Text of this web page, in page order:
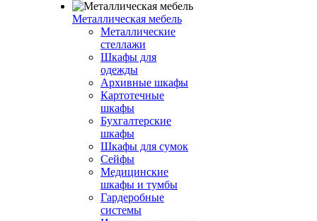
Металлическая мебель
Металлические
стеллажи
Шкафы для
одежды
Архивные шкафы
Картотечные
шкафы
Бухгалтерские
шкафы
Шкафы для сумок
Сейфы
Медицинские
шкафы и тумбы
Гардеробные
системы